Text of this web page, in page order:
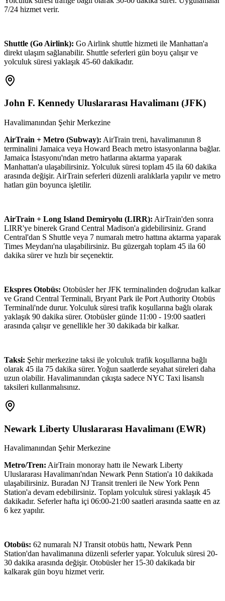
7/24 hizmet verir.
Shuttle (Go Airlink): Go Airlink shuttle hizmeti ile Manhattan'a
direkt ulaşım sağlanabilir. Shuttle seferleri gün boyu çalışır ve
yolculuk süresi yaklaşık 45-60 dakikadır.
John F. Kennedy Uluslararası Havalimanı (JFK)
Havalimanından Şehir Merkezine
AirTrain + Metro (Subway): AirTrain treni, havalimanının 8
terminalini Jamaica veya Howard Beach metro istasyonlarına bağlar.
Jamaica İstasyonu'ndan metro hatlarına aktarma yaparak
Manhattan'a ulaşabilirsiniz. Yolculuk süresi toplam 45 ila 60 dakika
arasında değişir. AirTrain seferleri düzenli aralıklarla yapılır ve metro
hatları gün boyunca işletilir.
AirTrain + Long Island Demiryolu (LIRR): AirTrain'den sonra
LIRR'ye binerek Grand Central Madison'a gidebilirsiniz. Grand
Central'dan S Shuttle veya 7 numaralı metro hattına aktarma yaparak
Times Meydanı'na ulaşabilirsiniz. Bu güzergah toplam 45 ila 60
dakika sürer ve hızlı bir seçenektir.
Ekspres Otobüs: Otobüsler her JFK terminalinden doğrudan kalkar
ve Grand Central Terminali, Bryant Park ile Port Authority Otobüs
Terminali'nde durur. Yolculuk süresi trafik koşullarına bağlı olarak
yaklaşık 90 dakika sürer. Otobüsler günde 11:00 - 19:00 saatleri
arasında çalışır ve genellikle her 30 dakikada bir kalkar.
Taksi: Şehir merkezine taksi ile yolculuk trafik koşullarına bağlı
olarak 45 ila 75 dakika sürer. Yoğun saatlerde seyahat süreleri daha
uzun olabilir. Havalimanından çıkışta sadece NYC Taxi lisanslı
taksileri kullanmalısınız.
Newark Liberty Uluslararası Havalimanı (EWR)
Havalimanından Şehir Merkezine
Metro/Tren: AirTrain monoray hattı ile Newark Liberty
Uluslararası Havalimanı'ndan Newark Penn Station'a 10 dakikada
ulaşabilirsiniz. Buradan NJ Transit trenleri ile New York Penn
Station'a devam edebilirsiniz. Toplam yolculuk süresi yaklaşık 45
dakikadır. Seferler hafta içi 06:00-21:00 saatleri arasında saatte en az
6 kez yapılır.
Otobüs: 62 numaralı NJ Transit otobüs hattı, Newark Penn
Station'dan havalimanına düzenli seferler yapar. Yolculuk süresi 20-
30 dakika arasında değişir. Otobüsler her 15-30 dakikada bir
kalkarak gün boyu hizmet verir.